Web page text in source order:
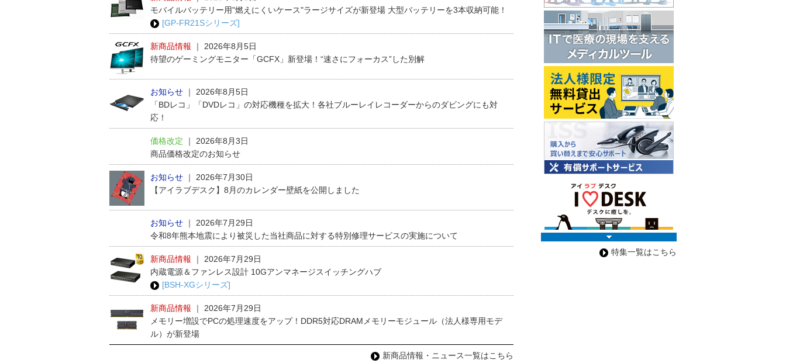
モバイルバッテリー用"燃えにくいケース"ラージサイズが新登場 大型バッテリーを3本収納可能！
[GP-FR21Sシリーズ]
新商品情報 ｜
2026年8月5日
待望のゲーミングモニター「GCFX」新登場！“速さにフォーカス”した別解
お知らせ ｜
2026年8月5日
「BDレコ」「DVDレコ」の対応機種を拡大！各社ブルーレイレコーダーからのダビングにも対
応！
価格改定 ｜
2026年8月3日
商品価格改定のお知らせ
お知らせ ｜
2026年7月30日
【アイラブデスク】8月のカレンダー壁紙を公開しました
お知らせ ｜
2026年7月29日
令和8年熊本地震により被災した当社商品に対する特別修理サービスの実施について
新商品情報 ｜
2026年7月29日
内蔵電源＆ファンレス設計 10Gアンマネージスイッチングハブ
[BSH-XGシリーズ]
新商品情報 ｜
2026年7月29日
メモリー増設でPCの処理速度をアップ！DDR5対応DRAMメモリーモジュール（法人様専用モデ
ル）が新登場
新商品情報・ニュース一覧はこちら
特集一覧はこちら